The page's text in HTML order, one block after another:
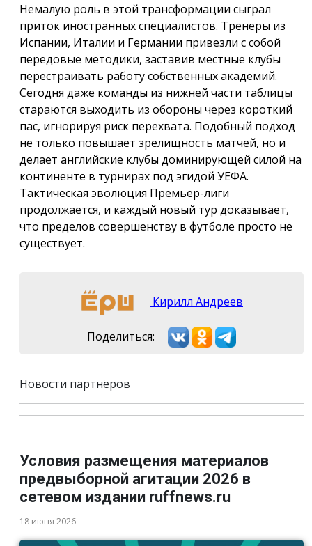
Немалую роль в этой трансформации сыграл
приток иностранных специалистов. Тренеры из
Испании, Италии и Германии привезли с собой
передовые методики, заставив местные клубы
перестраивать работу собственных академий.
Сегодня даже команды из нижней части таблицы
стараются выходить из обороны через короткий
пас, игнорируя риск перехвата. Подобный подход
не только повышает зрелищность матчей, но и
делает английские клубы доминирующей силой на
континенте в турнирах под эгидой УЕФА.
Тактическая эволюция Премьер-лиги
продолжается, и каждый новый тур доказывает,
что пределов совершенству в футболе просто не
существует.
Кирилл Андреев
Поделиться:
Новости партнёров
Условия размещения материалов
предвыборной агитации 2026 в
сетевом издании ruffnews.ru
18 июня 2026